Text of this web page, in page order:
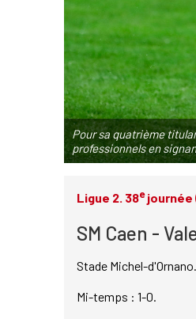
Pour sa quatrième
professionnels en
Ligue 2. 38ejournée
SM Caen -
Stade Michel-
Mi-temps : 1-0.